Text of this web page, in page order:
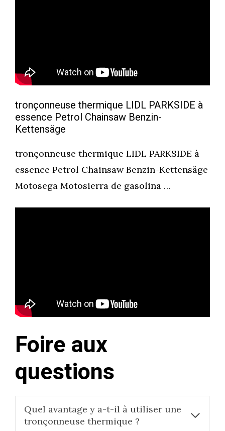
tronçonneuse thermique LIDL PARKSIDE à
essence Petrol Chainsaw Benzin-
Kettensäge
tronçonneuse thermique LIDL PARKSIDE à
essence Petrol Chainsaw Benzin-Kettensäge
Motosega Motosierra de gasolina …
Foire aux
questions
Quel avantage y a-t-il à utiliser une
tronçonneuse thermique ?